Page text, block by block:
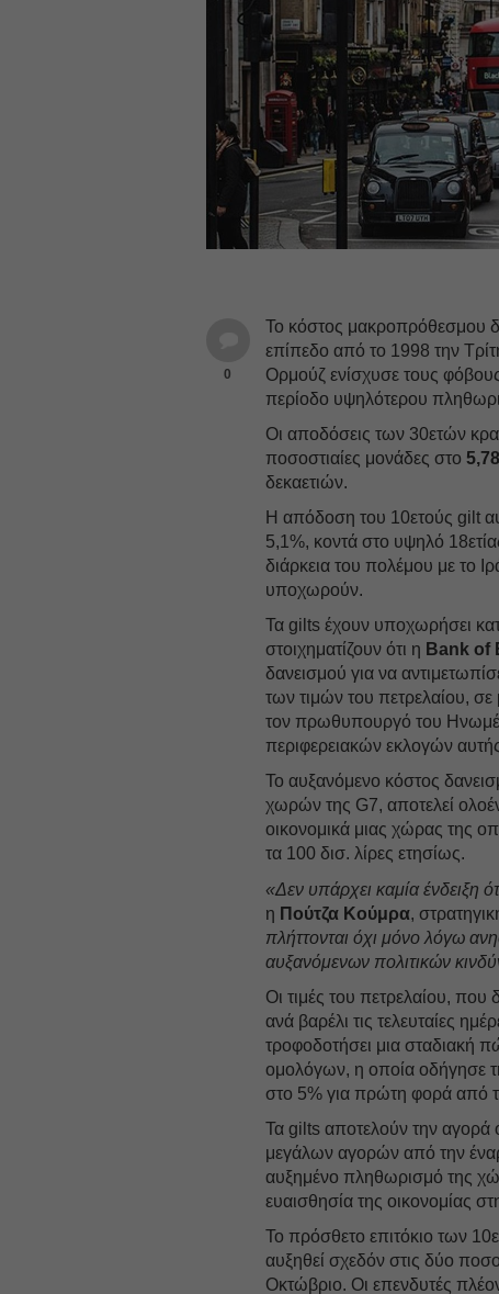
0
Το κόστος μακροπρόθεσμου
επίπεδο από το 1998 την
Ορμούζ ενίσχυσε τους φόβους
περίοδο υψηλότερου
Οι αποδόσεις των 30ετών
ποσοστιαίες μονάδες στο
δεκαετιών.
Η απόδοση του 10ετούς gilt
5,1%, κοντά στο υψηλό
διάρκεια του πολέμου με το
υποχωρούν.
Τα gilts έχουν υποχωρήσει
στοιχηματίζουν ότι η Bank of
δανεισμού για να
των τιμών του πετρελαίου, σε
τον πρωθυπουργό του
περιφερειακών εκλογών
Το αυξανόμενο κόστος
χωρών της G7, αποτελεί
οικονομικά μιας χώρας της
τα 100 δισ. λίρες ετησίως.
«Δεν υπάρχει καμία ένδειξη
η Πούτζα Κούμρα,
πλήττονται όχι μόνο λόγω
αυξανόμενων πολιτικών
Οι τιμές του πετρελαίου,
ανά βαρέλι τις τελευταίες
τροφοδοτήσει μια
ομολόγων, η οποία οδήγησε
στο 5% για πρώτη φορά από
Τα gilts αποτελούν την
μεγάλων αγορών από την
αυξημένο πληθωρισμό της
ευαισθησία της οικονομίας
Το πρόσθετο επιτόκιο των
αυξηθεί σχεδόν στις δύο
Οκτώβριο. Οι επενδυτές